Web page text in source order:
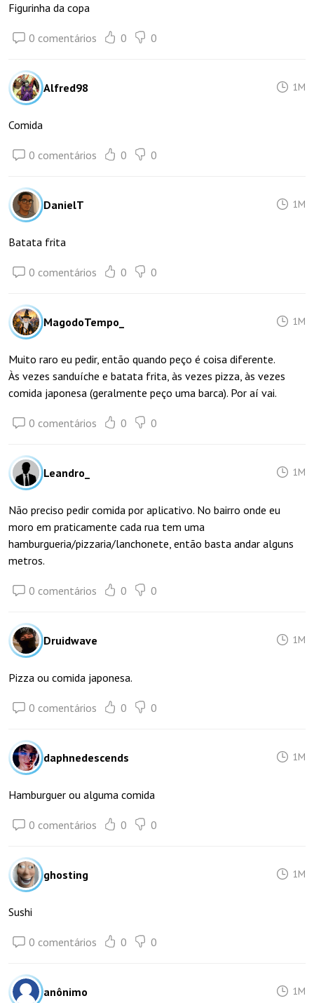
Figurinha da copa
0 comentários 0 0
Alfred98 1M
Comida
0 comentários 0 0
DanielT 1M
Batata frita
0 comentários 0 0
MagodoTempo_ 1M
Muito raro eu pedir, então quando peço é coisa diferente.
Às vezes sanduíche e batata frita, às vezes pizza, às vezes
comida japonesa (geralmente peço uma barca). Por aí vai.
0 comentários 0 0
Leandro_ 1M
Não preciso pedir comida por aplicativo. No bairro onde eu
moro em praticamente cada rua tem uma
hamburgueria/pizzaria/lanchonete, então basta andar alguns
metros.
0 comentários 0 0
Druidwave 1M
Pizza ou comida japonesa.
0 comentários 0 0
daphnedescends 1M
Hamburguer ou alguma comida
0 comentários 0 0
ghosting 1M
Sushi
0 comentários 0 0
anônimo 1M